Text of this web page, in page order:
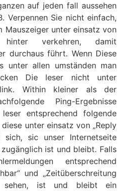
auf jeden fall aussehen
Verpennen Sie nicht einfach,
Mauszeiger unter einsatz von
verkehren, damit
durchaus führt. Wenn Diese
unter allen umständen man
Die leser nicht unter
Within kleiner als der
Ping-Ergebnisse
entsprechend folgende
unter einsatz von „Reply
sich, sic unser Internetseite
ist und bleibt. Falls
entsprechend
und „Zeitüberschreitung
sehen, ist und bleibt ein